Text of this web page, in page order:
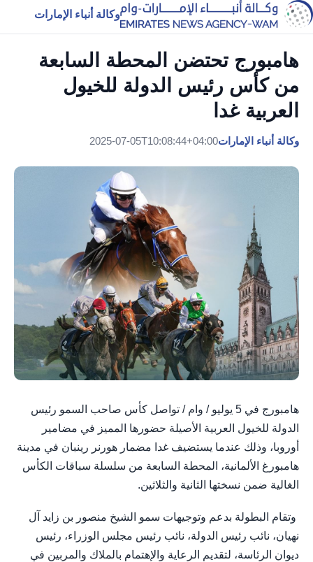
وكالة أنباء الإمارات
هامبورج تحتضن المحطة السابعة
من كأس رئيس الدولة للخيول
العربية غدا
وكالة أنباء الإمارات2025-07-05T10:08:44+04:00
هامبورج في 5 يوليو / وام / تواصل كأس صاحب السمو رئيس
الدولة للخيول العربية الأصيلة حضورها المميز في مضامير
أوروبا، وذلك عندما يستضيف غدا مضمار هورنر رينبان في مدينة
هامبورغ الألمانية، المحطة السابعة من سلسلة سباقات الكأس
الغالية ضمن نسختها الثانية والثلاثين.
وتقام البطولة بدعم وتوجيهات سمو الشيخ منصور بن زايد آل
نهيان، نائب رئيس الدولة، نائب رئيس مجلس الوزراء، رئيس
ديوان الرئاسة، لتقديم الرعاية والإهتمام بالملاك والمربين في